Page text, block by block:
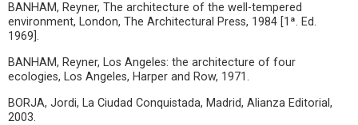
BANHAM, Reyner, The architecture of the well-tempered
environment, London, The Architectural Press, 1984 [1ª. Ed.
1969].
BANHAM, Reyner, Los Angeles: the architecture of four
ecologies, Los Angeles, Harper and Row, 1971.
BORJA, Jordi, La Ciudad Conquistada, Madrid, Alianza Editorial,
2003.